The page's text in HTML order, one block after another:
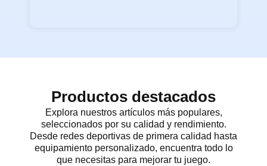
Productos destacados
Explora nuestros artículos más populares,
seleccionados por su calidad y rendimiento.
Desde redes deportivas de primera calidad hasta
equipamiento personalizado, encuentra todo lo
que necesitas para mejorar tu juego.